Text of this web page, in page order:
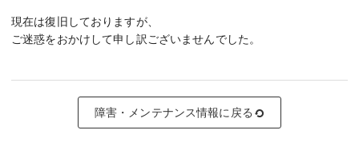
現在は復旧しておりますが、
ご迷惑をおかけして申し訳ございませんでした。
障害・メンテナンス情報に戻る